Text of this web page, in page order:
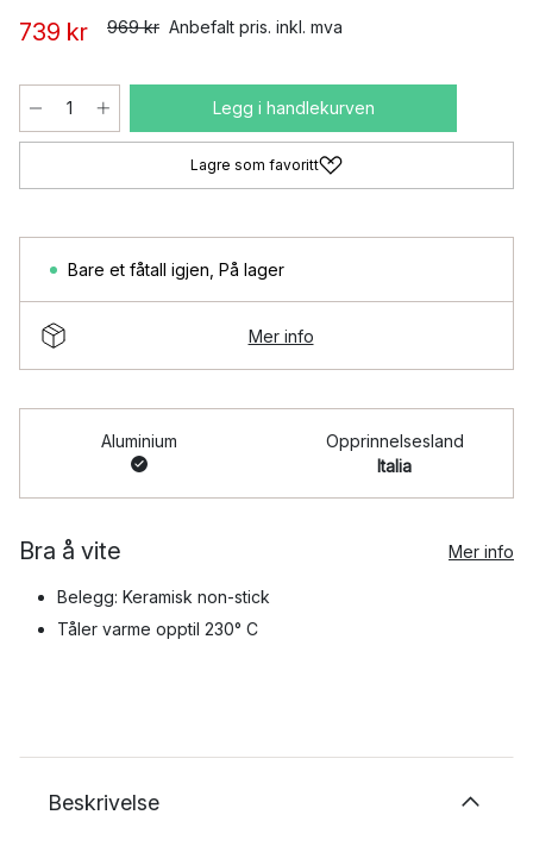
739 kr 969 kr Anbefalt pris. inkl. mva
Legg i handlekurven
Lagre som favoritt
Bare et fåtall igjen På lager
Mer info
Aluminium
Opprinnelsesland
Italia
Bra å vite Mer info
Belegg: Keramisk non-stick
Tåler varme opptil 230° C
Beskrivelse